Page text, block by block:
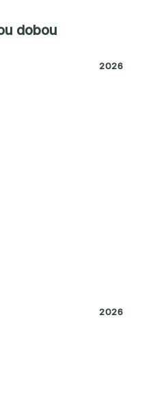
dobou
2026
2026